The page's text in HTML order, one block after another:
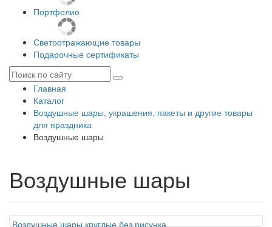
Портфолио
Светоотражающие товары
Подарочные сертификаты
Главная
Каталог
Воздушные шары, украшения, пакеты и другие товары
для праздника
Воздушные шары
Воздушные шары
Воздушные шары круглые без рисунка